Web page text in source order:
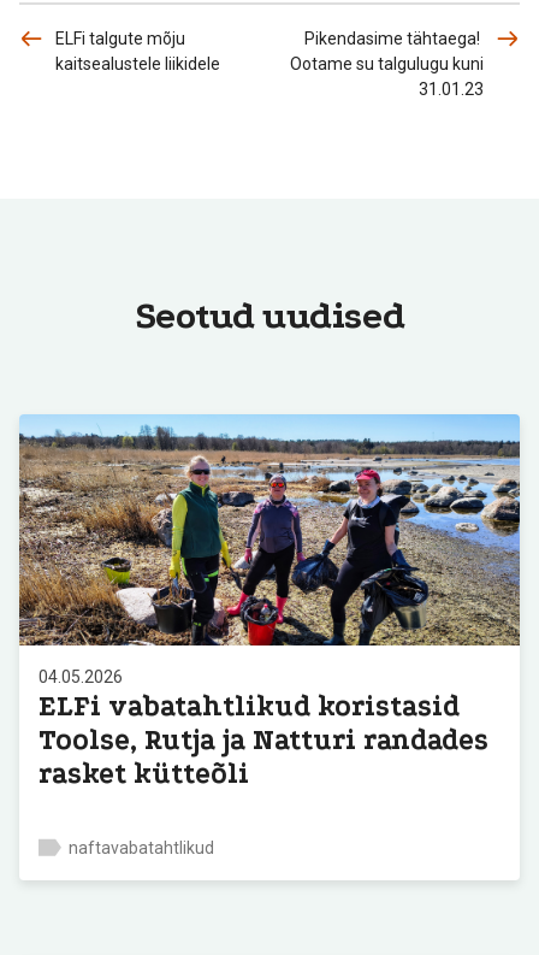
ELFi talgute mõju
kaitsealustele liikidele
Pikendasime tähtaega!
Ootame su talgulugu kuni
31.01.23
Seotud uudised
04.05.2026
ELFi vabatahtlikud koristasid
Toolse, Rutja ja Natturi randades
rasket kütteõli
naftavabatahtlikud